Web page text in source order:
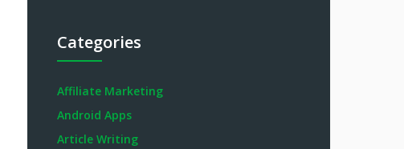
Categories
Affiliate Marketing
Android Apps
Article Writing